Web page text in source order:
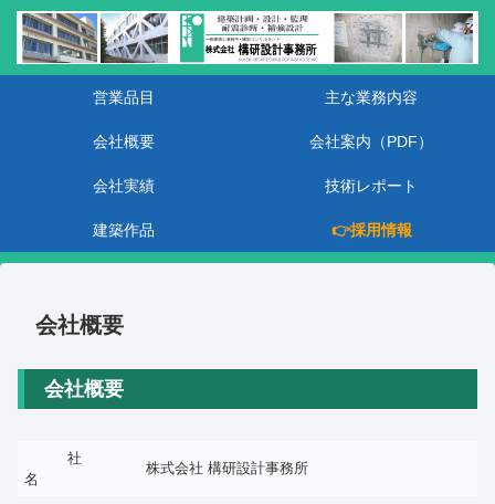
営業品目 主な業務内容
会社概要 会社案内（PDF）
会社実績 技術レポート
建築作品 👉採用情報
会社概要
会社概要
社
名
株式会社 構研設計事務所